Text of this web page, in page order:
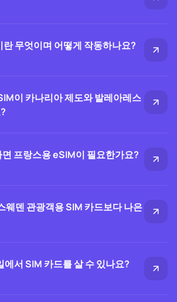
무엇이며 어떻게 작동하나요?
이 카나리아 제도와 발레아레스
면 프랑스용 eSIM이 필요한가요?
웨덴 관광객용 SIM 카드보다 나은
에서 SIM 카드를 살 수 있나요?